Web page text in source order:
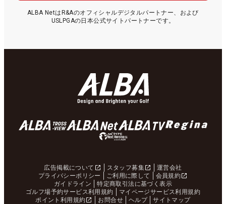
ALBA NetはR&Aのオフィシャルデジタルパートナー、および
USLPGAの日本公式サイトパートナーです。
広告掲載について スタッフ募集
運営会社
プライバシーポリシー
ご利用に際して
会員規約
ガイドライン
特定商取引法に基づく表示
ゴルフ場予約サービス利用規約
マイページサービス利用規約
ポイント利用規約
お問合せ ヘルプ サイトマップ